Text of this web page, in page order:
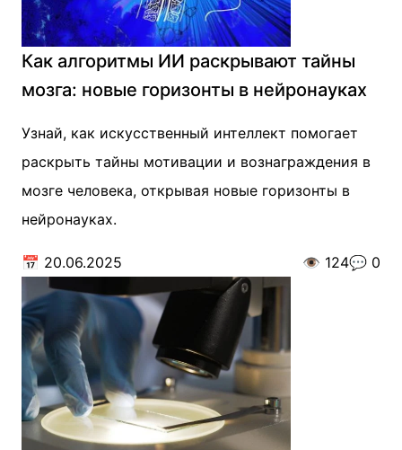
Как алгоритмы ИИ раскрывают тайны
мозга: новые горизонты в нейронауках
Узнай, как искусственный интеллект помогает
раскрыть тайны мотивации и вознаграждения в
мозге человека, открывая новые горизонты в
нейронауках.
📅 20.06.2025 👁️ 124💬 0